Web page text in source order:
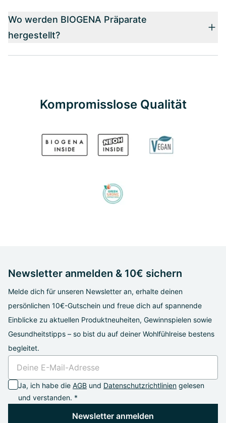
Wo werden BIOGENA Präparate
hergestellt?
Kompromisslose Qualität
Newsletter anmelden & 10€ sichern
Melde dich für unseren Newsletter an, erhalte deinen
persönlichen 10€-Gutschein und freue dich auf spannende
Einblicke zu aktuellen Produktneuheiten, Gewinnspielen sowie
Gesundheitstipps – so bist du auf deiner Wohlfühlreise bestens
begleitet.
Ja, ich habe die AGB und Datenschutzrichtlinien gelesen
und verstanden. *
Newsletter anmelden